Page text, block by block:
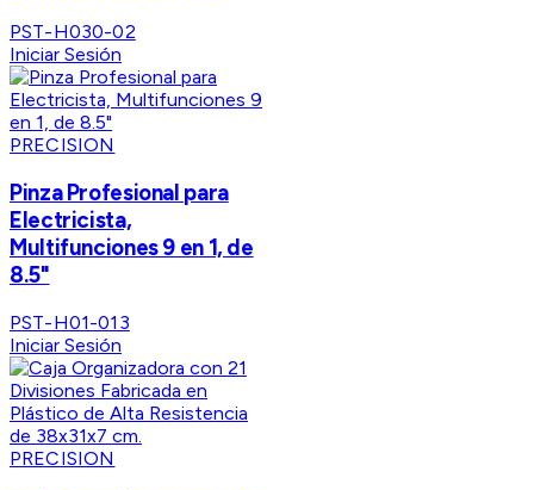
PST-H030-02
Iniciar Sesión
PRECISION
Pinza Profesional para
Electricista,
Multifunciones 9 en 1, de
8.5"
PST-H01-013
Iniciar Sesión
PRECISION